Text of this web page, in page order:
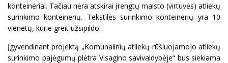
konteineriai. Tačiau nėra atskirai įrengtų maisto (virtuvės) atliekų
surinkimo konteinerių. Tekstilės surinkimo konteinerių yra 10
vienetų, kurie greit užsipildo.
Įgyvendinant projektą „Komunalinių atliekų rūšiuojamojo atliekų
surinkimo pajėgumų plėtra Visagino savivaldybėje“ bus siekiama